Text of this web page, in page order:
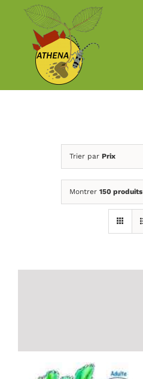
Passer
contenu
Trier par Prix
Montrer 150 produits